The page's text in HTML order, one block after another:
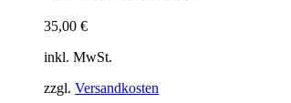
35,00 €
inkl. MwSt.
zzgl. Versandkosten